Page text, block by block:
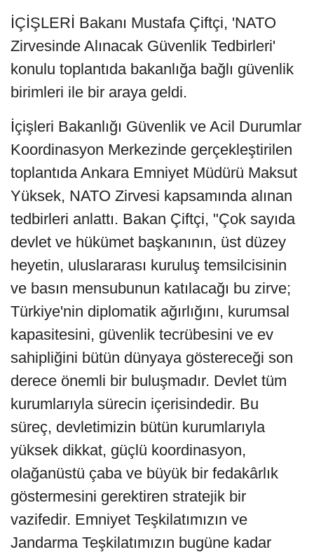
İÇİŞLERİ Bakanı Mustafa Çiftçi, 'NATO
Zirvesinde Alınacak Güvenlik Tedbirleri'
konulu toplantıda bakanlığa bağlı güvenlik
birimleri ile bir araya geldi.
İçişleri Bakanlığı Güvenlik ve Acil Durumlar
Koordinasyon Merkezinde gerçekleştirilen
toplantıda Ankara Emniyet Müdürü Maksut
Yüksek, NATO Zirvesi kapsamında alınan
tedbirleri anlattı. Bakan Çiftçi, "Çok sayıda
devlet ve hükümet başkanının, üst düzey
heyetin, uluslararası kuruluş temsilcisinin
ve basın mensubunun katılacağı bu zirve;
Türkiye'nin diplomatik ağırlığını, kurumsal
kapasitesini, güvenlik tecrübesini ve ev
sahipliğini bütün dünyaya göstereceği son
derece önemli bir buluşmadır. Devlet tüm
kurumlarıyla sürecin içerisindedir. Bu
süreç, devletimizin bütün kurumlarıyla
yüksek dikkat, güçlü koordinasyon,
olağanüstü çaba ve büyük bir fedakârlık
göstermesini gerektiren stratejik bir
vazifedir. Emniyet Teşkilatımızın ve
Jandarma Teşkilatımızın bugüne kadar